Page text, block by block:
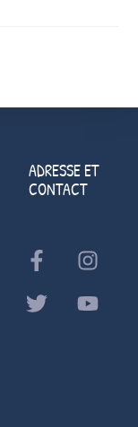
ADRESSE ET
CONTACT